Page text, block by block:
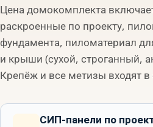
Цена домокомплекта
раскроенные по проекту,
фундамента, пиломатериал
и крыши (сухой, строганный,
Крепёж и все метизы входят в
СИП-панели по